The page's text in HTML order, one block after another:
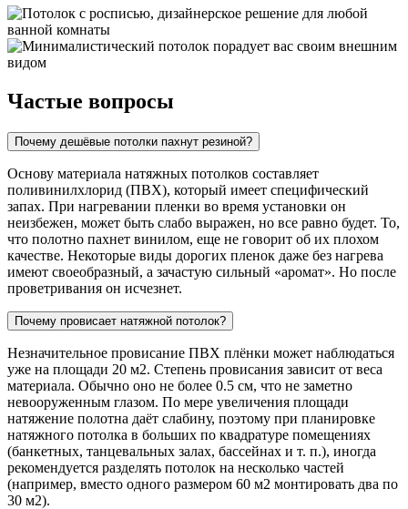
Частые вопросы
Почему дешёвые потолки пахнут резиной?
Основу материала натяжных потолков составляет
поливинилхлорид (ПВХ), который имеет специфический
запах. При нагревании пленки во время установки он
неизбежен, может быть слабо выражен, но все равно будет. То,
что полотно пахнет винилом, еще не говорит об их плохом
качестве. Некоторые виды дорогих пленок даже без нагрева
имеют своеобразный, а зачастую сильный «аромат». Но после
проветривания он исчезнет.
Почему провисает натяжной потолок?
Незначительное провисание ПВХ плёнки может наблюдаться
уже на площади 20 м2. Степень провисания зависит от веса
материала. Обычно оно не более 0.5 см, что не заметно
невооруженным глазом. По мере увеличения площади
натяжение полотна даёт слабину, поэтому при планировке
натяжного потолка в больших по квадратуре помещениях
(банкетных, танцевальных залах, бассейнах и т. п.), иногда
рекомендуется разделять потолок на несколько частей
(например, вместо одного размером 60 м2 монтировать два по
30 м2).